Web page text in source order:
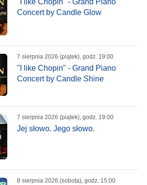
Concert by Candle Glow
7 sierpnia 2026 (piątek), godz. 19:00
"I like Chopin" - Grand Piano
Concert by Candle Shine
7 sierpnia 2026 (piątek), godz. 19:00
Jej słowo. Jego słowo.
8 sierpnia 2026 (sobota), godz. 15:00